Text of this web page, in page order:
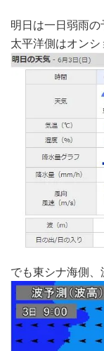
明日は一日弱雨
太平洋側はオンシ
でも東シナ海側、